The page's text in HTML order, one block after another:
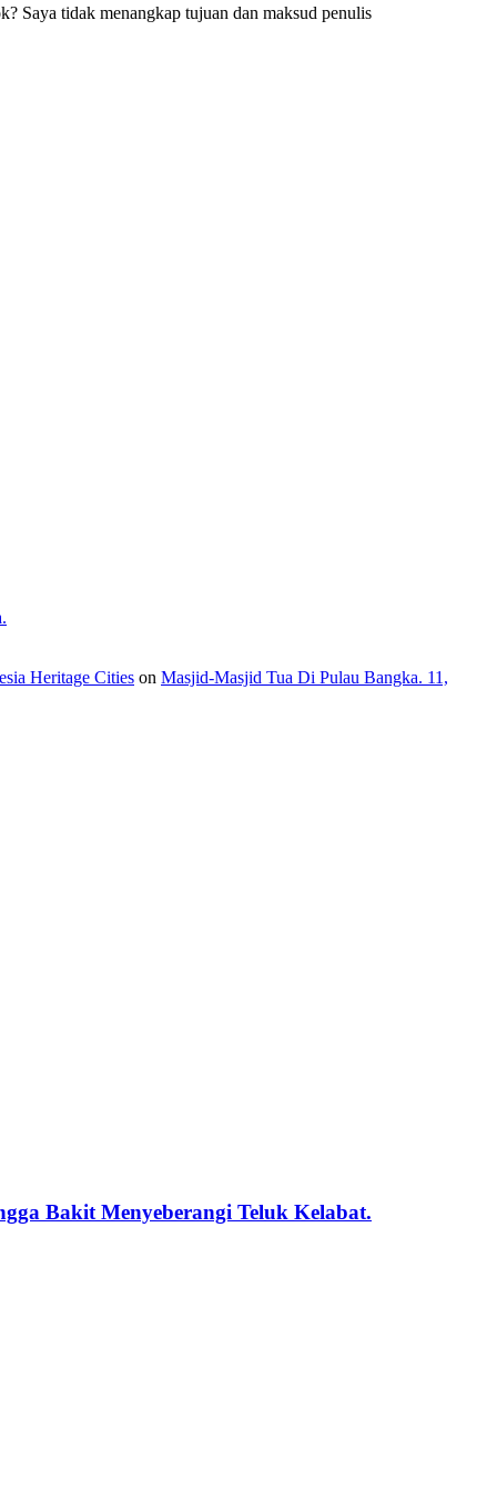
Saya tidak menangkap tujuan dan maksud penulis
Heritage Cities on Masjid-Masjid Tua Di Pulau Bangka. 11,
Bakit Menyeberangi Teluk Kelabat.